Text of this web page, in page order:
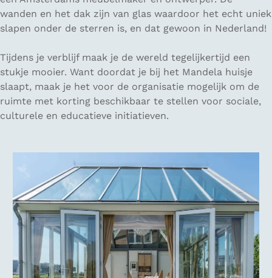
wanden en het dak zijn van glas waardoor het echt uniek
slapen onder de sterren is, en dat gewoon in Nederland!
Tijdens je verblijf maak je de wereld tegelijkertijd een
stukje mooier. Want doordat je bij het Mandela huisje
slaapt, maak je het voor de organisatie mogelijk om de
ruimte met korting beschikbaar te stellen voor sociale,
culturele en educatieve initiatieven.